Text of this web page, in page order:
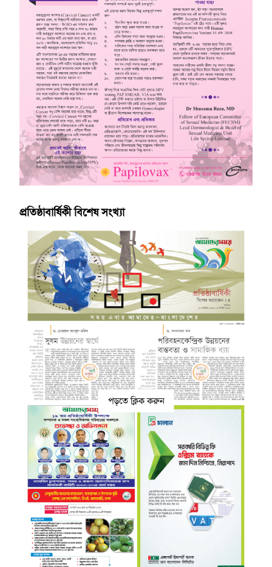
প্রতিষ্ঠাবার্ষিকী বিশেষ সংখ্যা
পড়তে ক্লিক করুন